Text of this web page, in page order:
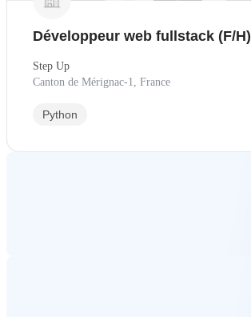
Développeur web fullstack (F/H)
Step Up
Canton de Mérignac-1, France
Python